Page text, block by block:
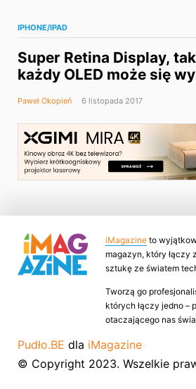
IPHONE/IPAD
Super Retina Display,
każdy OLED może się
Paweł Okopień 6 listopada 2017
iMagazine to
magazyn, który łączy
sztukę ze światem
Tworzą go
których łączy jedno –
otaczającego nas
Pudło.BE dla iMagazine
© Copyright 2023. Wszelkie